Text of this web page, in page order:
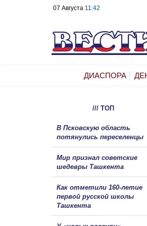
07 Августа 11:42
ДИАСПОРА
/// ТОП
В Псковскую область
потянулись переселенцы
Мир признал советские
шедевры Ташкента
Как отметили 160-летие
первой русской школы
Ташкента